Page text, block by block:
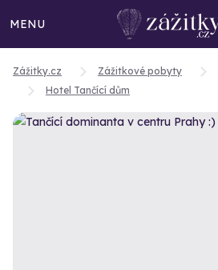
MENU
Zážitky.cz Zážitkové pobyty
Hotel Tančící dům